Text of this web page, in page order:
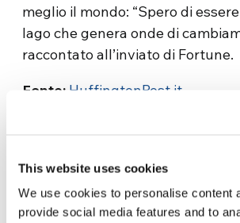
This website uses cookies
We use cookies to personalise content
provide social media features and to
meglio il mondo: “Spero di
lago che genera onde di
raccontato all’inviato di Fortune.
Fonte: HuffingtonPost.it